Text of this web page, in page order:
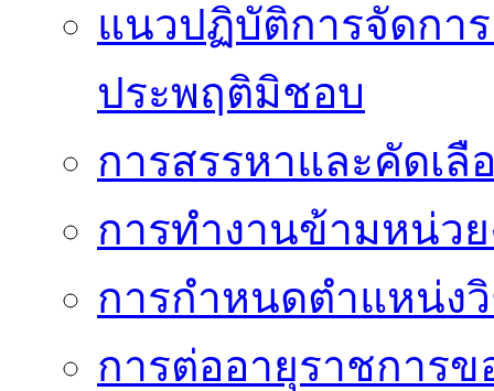
แนวปฏิบัติการจัดการ
ประพฤติมิชอบ
การสรรหาและคัดเลื
การทำงานข้ามหน่ว
การกำหนดตำแหน่ง
การต่ออายุราชการ